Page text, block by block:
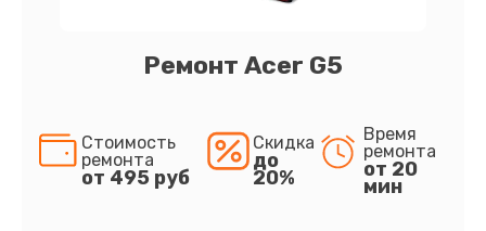
Ремонт Acer G5
Стоимость
ремонта
от 495 руб
Скидка
до
20%
Время
ремонта
от 20
мин